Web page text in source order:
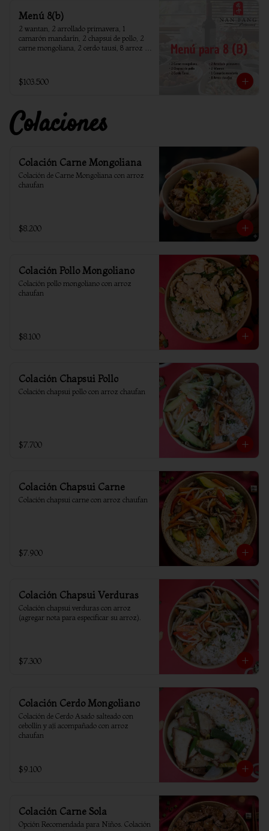
Menú 8(b)
2 wantan, 2 arrollado primavera, 1
camarón mandarín, 2 chapsui de pollo, 2
carne mongoliana, 2 cerdo tausi, 8 arroz
$103.500
Colaciones
Colación Carne Mongoliana
Colación de Carne Mongoliana con arroz
chaufan
$8.200
Colación Pollo Mongoliano
Colación pollo mongoliano con arroz
chaufan
$8.100
Colación Chapsui Pollo
Colación chapsui pollo con arroz chaufan
$7.700
Colación Chapsui Carne
Colación chapsui carne con arroz chaufan
$7.900
Colación Chapsui Verduras
Colación chapsui verduras con arroz
(agregar nota para especificar su arroz).
$7.300
Colación Cerdo Mongoliano
Colación de Cerdo Asado salteado con
cebollín y ají acompañado con arroz
chaufan
$9.100
Colación Carne Sola
Opción Recomendada para Niños. Colación